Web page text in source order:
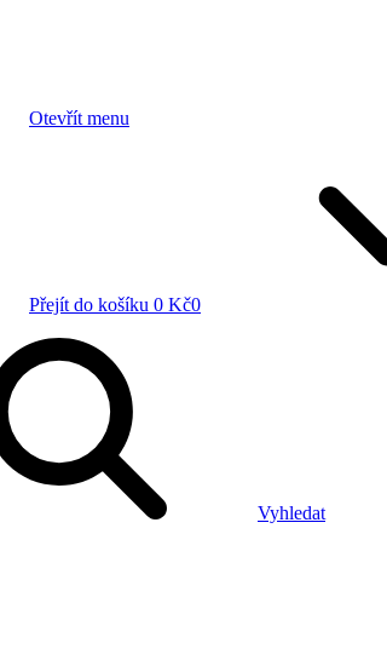
Otevřít menu
Přejít do košíku 0 Kč0
Vyhledat